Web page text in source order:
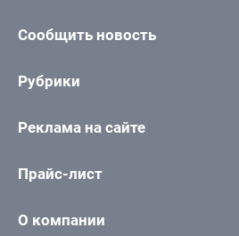
Сообщить новость
Рубрики
Реклама на сайте
Прайс-лист
О компании